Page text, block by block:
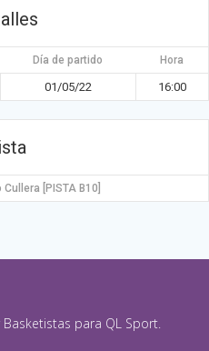
Día de partido Hora
01/05/22 16:00
[PISTA B10]
para QL Sport.